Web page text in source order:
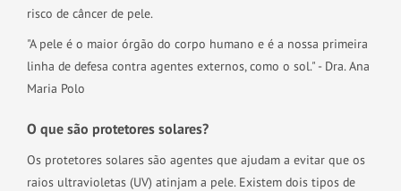
risco de câncer de pele.
"A pele é o maior órgão do corpo humano e é a nossa primeira
linha de defesa contra agentes externos, como o sol." - Dra. Ana
Maria Polo
O que são protetores solares?
Os protetores solares são agentes que ajudam a evitar que os
raios ultravioletas (UV) atinjam a pele. Existem dois tipos de